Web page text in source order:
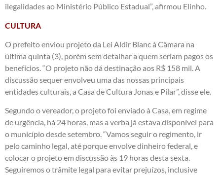
ilegalidades ao Ministério Público Estadual”, afirmou Elinho.
CULTURA
O prefeito enviou projeto da Lei Aldir Blanc à Câmara na
última quinta (3), porém sem detalhar a quem seriam pagos os
benefícios. “O projeto não dá destinação aos R$ 158 mil. A
discussão sequer envolveu uma das nossas principais
entidades culturais, a Casa de Cultura Jonas e Pilar”, disse ele.
Segundo o vereador, o projeto foi enviado à Casa, em regime
de urgência, há 24 horas, mas a verba já estava disponível para
o município desde setembro. “Vamos seguir o regimento, ir
pelo caminho legal, até porque envolve dinheiro federal, e
colocar o projeto em discussão às 19 horas desta sexta.
Seguiremos o trâmite legal para evitar prejuízos, inclusive